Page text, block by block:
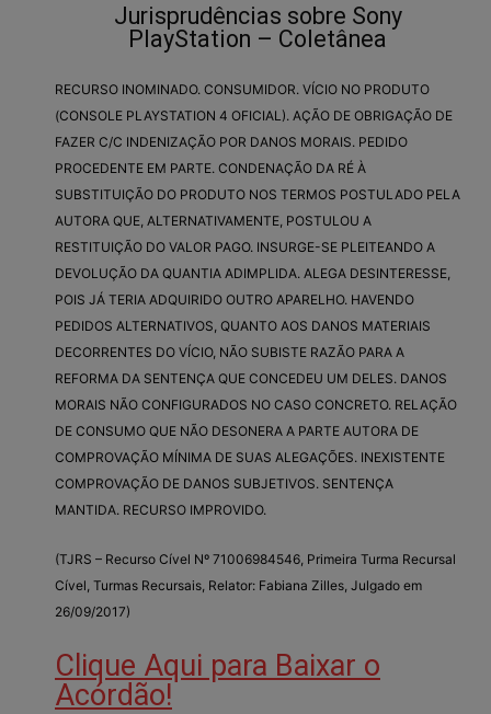
Jurisprudências sobre Sony
PlayStation – Coletânea
RECURSO INOMINADO. CONSUMIDOR. VÍCIO NO PRODUTO
(CONSOLE PLAYSTATION 4 OFICIAL). AÇÃO DE OBRIGAÇÃO DE
FAZER C/C INDENIZAÇÃO POR DANOS MORAIS. PEDIDO
PROCEDENTE EM PARTE. CONDENAÇÃO DA RÉ À
SUBSTITUIÇÃO DO PRODUTO NOS TERMOS POSTULADO PELA
AUTORA QUE, ALTERNATIVAMENTE, POSTULOU A
RESTITUIÇÃO DO VALOR PAGO. INSURGE-SE PLEITEANDO A
DEVOLUÇÃO DA QUANTIA ADIMPLIDA. ALEGA DESINTERESSE,
POIS JÁ TERIA ADQUIRIDO OUTRO APARELHO. HAVENDO
PEDIDOS ALTERNATIVOS, QUANTO AOS DANOS MATERIAIS
DECORRENTES DO VÍCIO, NÃO SUBISTE RAZÃO PARA A
REFORMA DA SENTENÇA QUE CONCEDEU UM DELES. DANOS
MORAIS NÃO CONFIGURADOS NO CASO CONCRETO. RELAÇÃO
DE CONSUMO QUE NÃO DESONERA A PARTE AUTORA DE
COMPROVAÇÃO MÍNIMA DE SUAS ALEGAÇÕES. INEXISTENTE
COMPROVAÇÃO DE DANOS SUBJETIVOS. SENTENÇA
MANTIDA. RECURSO IMPROVIDO.
(TJRS – Recurso Cível Nº 71006984546, Primeira Turma Recursal
Cível, Turmas Recursais, Relator: Fabiana Zilles, Julgado em
26/09/2017)
Clique Aqui para Baixar o
Acórdão!